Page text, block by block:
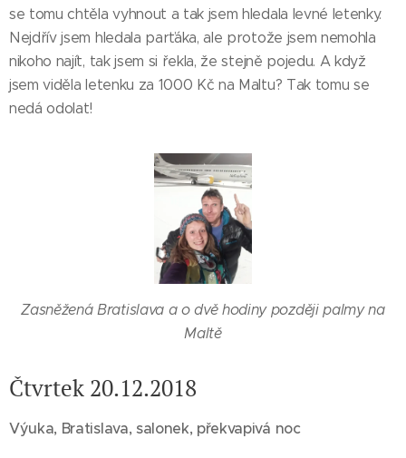
se tomu chtěla vyhnout a tak jsem hledala levné letenky.
Nejdřív jsem hledala parťáka, ale protože jsem nemohla
nikoho najít, tak jsem si řekla, že stejně pojedu. A když
jsem viděla letenku za 1000 Kč na Maltu? Tak tomu se
nedá odolat!
Zasněžená Bratislava a o dvě hodiny později palmy na
Maltě
Čtvrtek 20.12.2018
Výuka, Bratislava, salonek, překvapivá noc